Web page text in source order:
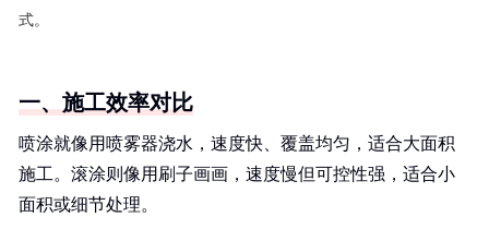
式。
一、施工效率对比
喷涂就像用喷雾器浇水，速度快、覆盖均匀，适合大面积
施工。滚涂则像用刷子画画，速度慢但可控性强，适合小
面积或细节处理。